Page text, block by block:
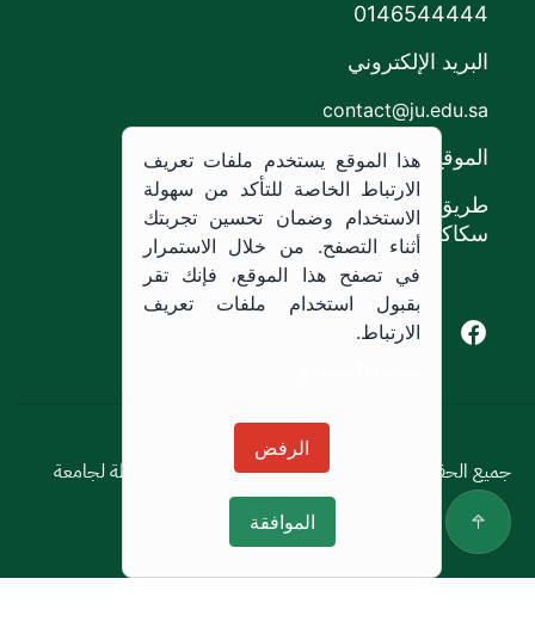
0146544444
البريد الإلكتروني
contact@ju.edu.sa
الموقع
طريق الملك خالد،
سكاكا, المملكة العربية السعودية.
Facebook of Jouf University
X of Jouf University
سياسة الاستخدام
جميع الحقوق محفوظة © 2026 جميع الحقوق محفوظة لجامعة
الجوف
هذا الموقع يستخدم ملفات تعريف
الارتباط الخاصة للتأكد من سهولة
الاستخدام وضمان تحسين تجربتك
أثناء التصفح. من خلال الاستمرار
في تصفح هذا الموقع، فإنك تقر
بقبول استخدام ملفات تعريف
الارتباط.
الرفض
الموافقة